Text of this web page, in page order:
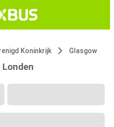
Koninkrijk Glasgow